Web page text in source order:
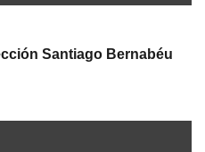
Santiago Bernabéu